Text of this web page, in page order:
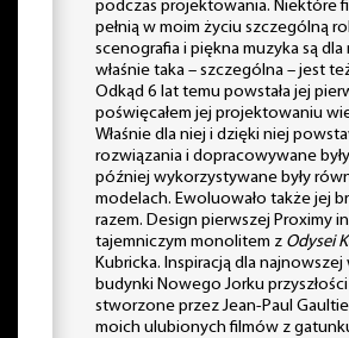
podczas projektowania. Niektóre
pełnią w moim życiu szczególną
scenografia i piękna muzyka są dla
właśnie taka – szczególna – jest
Odkąd 6 lat temu powstała jej
poświęcałem jej projektowaniu
Właśnie dla niej i dzięki niej
rozwiązania i dopracowywane
później wykorzystywane były
modelach. Ewoluowało także jej
razem. Design pierwszej Proximy
tajemniczym monolitem z Odysei
Kubricka. Inspiracją dla
budynki Nowego Jorku
stworzone przez Jean-Paul
moich ulubionych filmów z